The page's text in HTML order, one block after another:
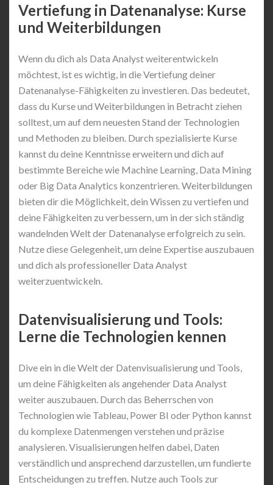
Vertiefung in Datenanalyse: Kurse
und Weiterbildungen
Wenn du dich als Data Analyst weiterentwickeln
möchtest, ist es wichtig, in die Vertiefung deiner
Datenanalyse-Fähigkeiten zu investieren. Das bedeutet,
dass du Kurse und Weiterbildungen in Betracht ziehen
solltest, um auf dem neuesten Stand der Technologien
und Methoden zu bleiben. Durch spezialisierte Kurse
kannst du deine Kenntnisse erweitern und dich auf
bestimmte Bereiche wie Machine Learning, Data Mining
oder Big Data Analytics konzentrieren. Weiterbildungen
bieten dir die Möglichkeit, dein Wissen zu vertiefen und
deine Fähigkeiten zu verbessern, um in der sich ständig
wandelnden Welt der Datenanalyse erfolgreich zu sein.
Nutze diese Gelegenheit, um deine Expertise auszubauen
und dich als professioneller Data Analyst
weiterzuentwickeln.
Datenvisualisierung und Tools:
Lerne die Technologien kennen
Dive ein in die Welt der Datenvisualisierung und Tools,
um deine Fähigkeiten als angehender Data Analyst
weiter auszubauen. Durch das Beherrschen von
Technologien wie Tableau, Power BI oder Python kannst
du komplexe Datenmengen verstehen und präzise
analysieren. Visualisierungen helfen dabei, Daten
verständlich und ansprechend darzustellen, um fundierte
Entscheidungen zu treffen. Nutze auch Tools zur